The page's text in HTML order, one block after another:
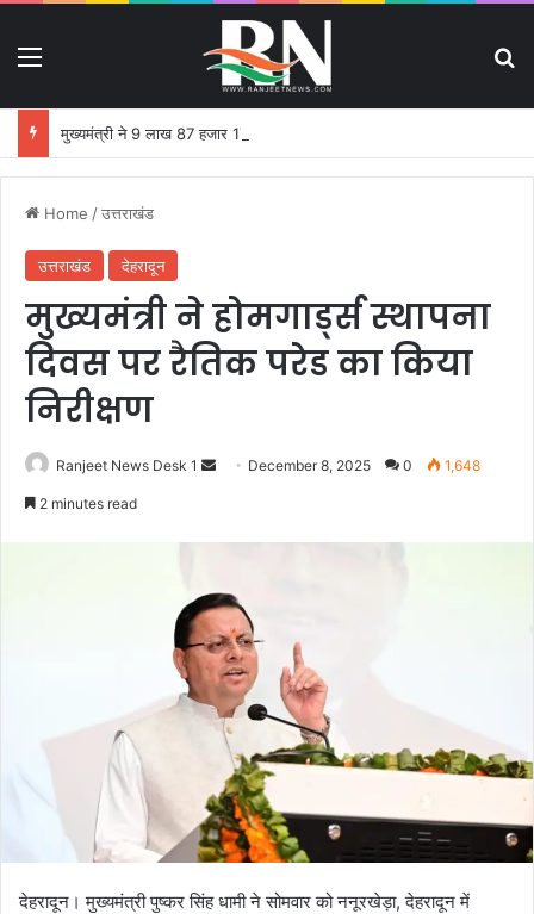
Home /उत्तराखंड
उत्तराखंड देहरादून
मुख्यमंत्री ने होमगार्ड्स स्थापना
दिवस पर रैतिक परेड का किया
निरीक्षण
Ranjeet News Desk 1
n
e
m
i
December 8, 2025 0 1,648
2 minutes read
देहरादून। मुख्यमंत्री पुष्कर सिंह धामी ने सोमवार को ननूरखेड़ा, देहरादून में